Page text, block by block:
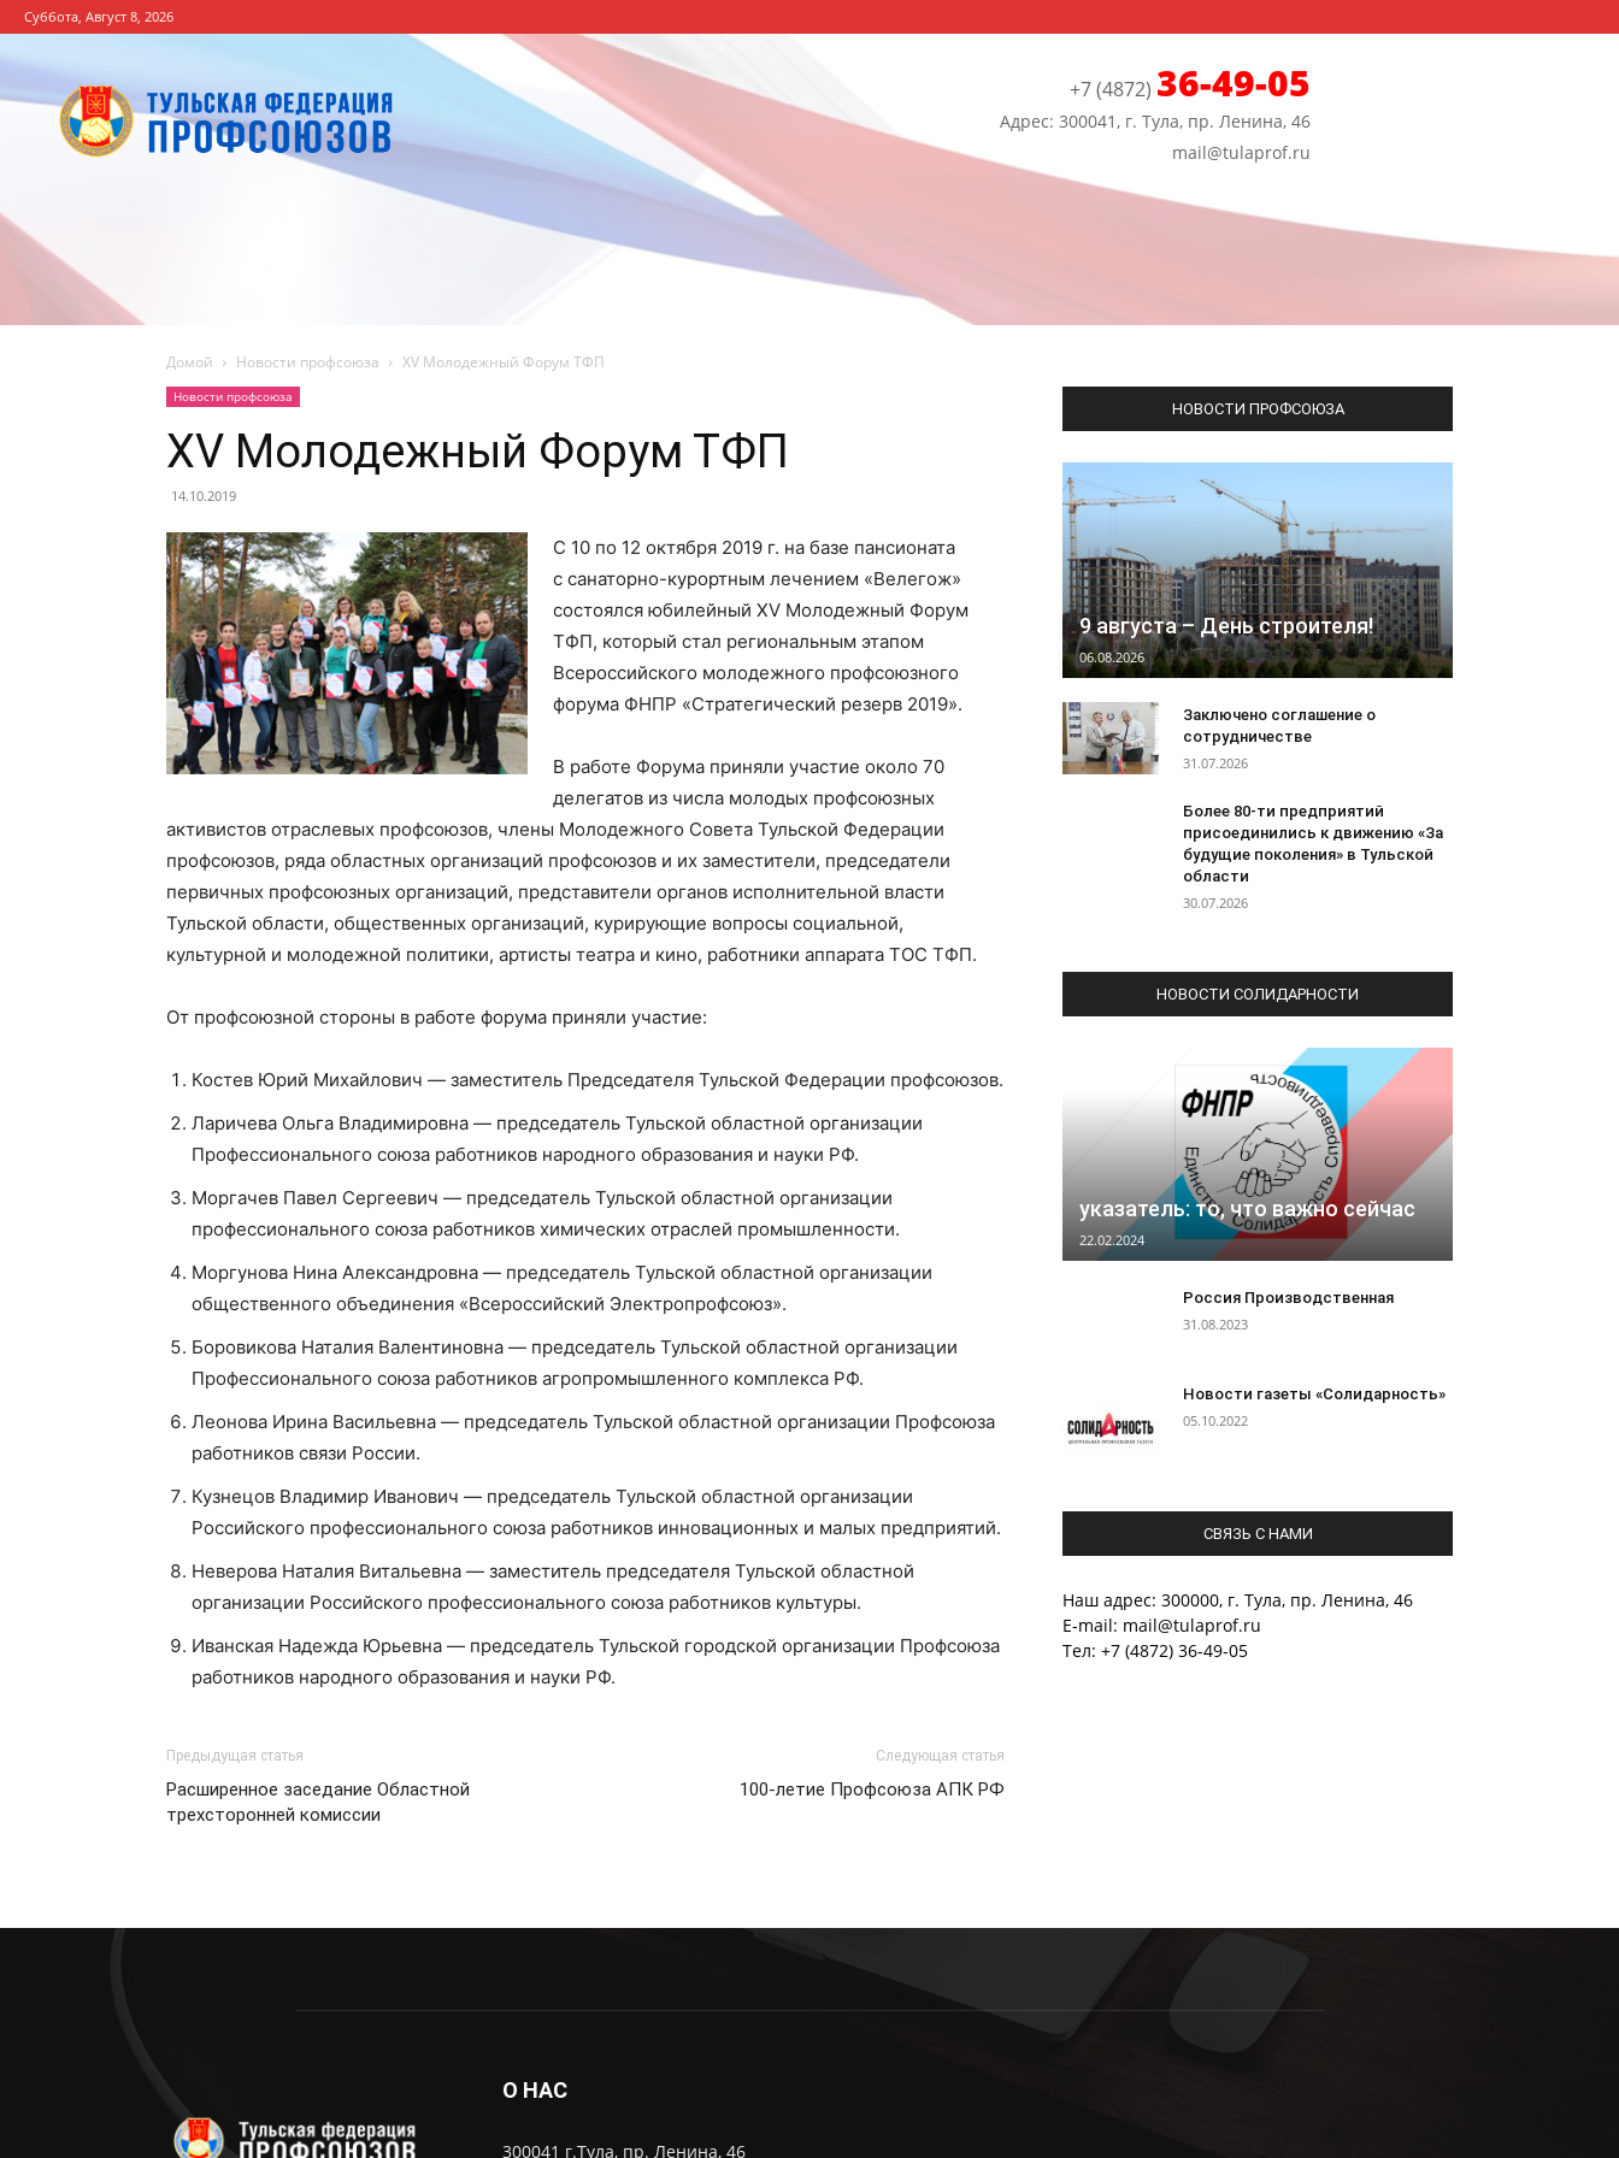
Суббота, Август 8, 2026
Федерация
профсоюзов
+7 (4872) 36-49-05
Адрес: 300041, г. Тула, пр. Ленина, 46
mail@tulaprof.ru
Домой Новости профсоюза XV Молодежный Форум ТФП
Новости профсоюза
XV Молодежный Форум ТФП
14.10.2019
С 10 по 12 октября 2019 г. на базе пансионата
с санаторно-курортным лечением «Велегож»
состоялся юбилейный XV Молодежный Форум
ТФП, который стал региональным этапом
Всероссийского молодежного профсоюзного
форума ФНПР «Стратегический резерв 2019».
В работе Форума приняли участие около 70
делегатов из числа молодых профсоюзных
активистов отраслевых профсоюзов, члены Молодежного Совета Тульской Федерации
профсоюзов, ряда областных организаций профсоюзов и их заместители, председатели
первичных профсоюзных организаций, представители органов исполнительной власти
Тульской области, общественных организаций, курирующие вопросы социальной,
культурной и молодежной политики, артисты театра и кино, работники аппарата ТОС ТФП.
От профсоюзной стороны в работе форума приняли участие:
Костев Юрий Михайлович — заместитель Председателя Тульской Федерации профсоюзов.
Ларичева Ольга Владимировна — председатель Тульской областной организации
Профессионального союза работников народного образования и науки РФ.
Моргачев Павел Сергеевич — председатель Тульской областной организации
профессионального союза работников химических отраслей промышленности.
Моргунова Нина Александровна — председатель Тульской областной организации
общественного объединения «Всероссийский Электропрофсоюз».
Боровикова Наталия Валентиновна — председатель Тульской областной организации
Профессионального союза работников агропромышленного комплекса РФ.
Леонова Ирина Васильевна — председатель Тульской областной организации Профсоюза
работников связи России.
Кузнецов Владимир Иванович — председатель Тульской областной организации
Российского профессионального союза работников инновационных и малых предприятий.
Неверова Наталия Витальевна — заместитель председателя Тульской областной
организации Российского профессионального союза работников культуры.
Иванская Надежда Юрьевна — председатель Тульской городской организации Профсоюза
работников народного образования и науки РФ.
Предыдущая статья
Расширенное заседание Областной
трехсторонней комиссии
Следующая статья
100-летие Профсоюза АПК РФ
НОВОСТИ ПРОФСОЮЗА
9 августа – День строителя!
06.08.2026
Заключено соглашение о
сотрудничестве
31.07.2026
Более 80-ти предприятий
присоединились к движению «За
будущие поколения» в Тульской
области
30.07.2026
НОВОСТИ СОЛИДАРНОСТИ
указатель: то, что важно сейчас
22.02.2024
Россия Производственная
31.08.2023
Новости газеты «Солидарность»
05.10.2022
СВЯЗЬ С НАМИ
Наш адрес: 300000, г. Тула, пр. Ленина, 46
E-mail: mail@tulaprof.ru
Тел: +7 (4872) 36-49-05
О НАС
300041 г.Тула, пр. Ленина, 46